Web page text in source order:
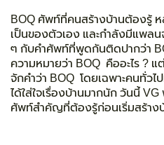
BOQ ศัพท์ที่คนสร้างบ้านต้องรู้
เป็นของตัวเอง และกำลังมีแพลน
ๆ กับคำศัพท์ที่พูดกันติดปากว่า
ความหมายว่า BOQ คืออะไร ? แ
จักคำว่า BOQ โดยเฉพาะคนทั่วไ
ได้ใส่ใจเรื่องบ้านมากนัก วันนี้
ศัพท์สำคัญที่ต้องรู้ก่อนเริ่มสร้าง